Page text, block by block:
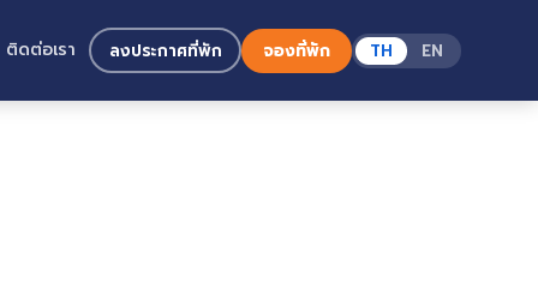
ติดต่อเรา ลงประกาศที่พัก จองที่พัก TH EN